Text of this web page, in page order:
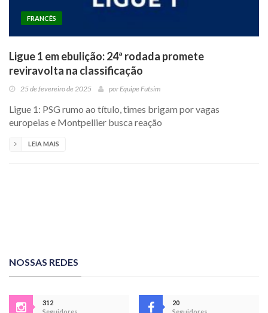
FRANCÊS
Ligue 1 em ebulição: 24ª rodada promete
reviravolta na classificação
25 de fevereiro de 2025 por Equipe Futsim
Ligue 1: PSG rumo ao título, times brigam por vagas
europeias e Montpellier busca reação
LEIA MAIS
NOSSAS REDES
312
Seguidores
20
Seguidores